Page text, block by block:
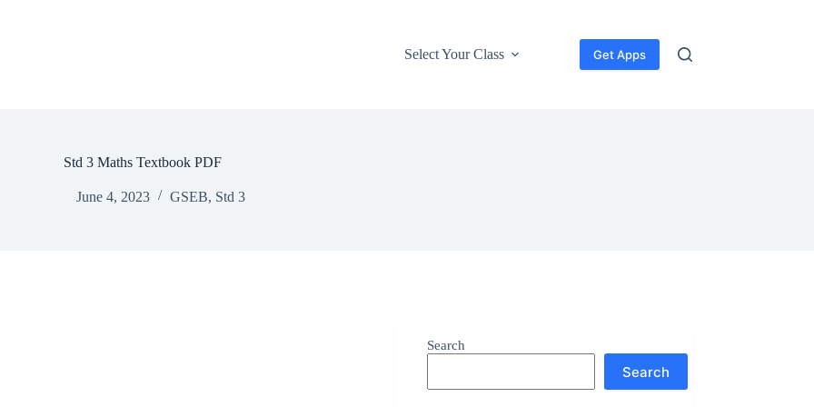
Select Your Class Get Apps
Std 3 Maths Textbook PDF
June 4, 2023 GSEB, Std 3
Search
Search